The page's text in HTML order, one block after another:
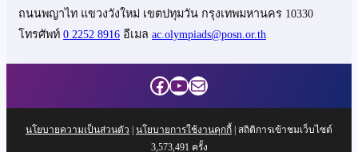
ถนนพญาไท แขวงวังใหม่ เขตปทุมวัน กรุงเทพมหานคร 10330
โทรศัพท์ 0 2252 8916 อีเมล ac.olympiads@posn.or.th
Facebook
YouTube
Mail
นโยบายความเป็นส่วนตัว | นโยบายการใช้งานคุกกี้ | สถิติการเข้าชมเว็บไซต์
3,573,491 ครั้ง